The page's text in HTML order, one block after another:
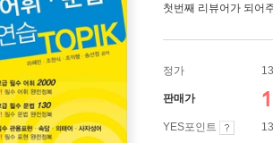
첫번째 리뷰어가 되어
정가
판매가
YES포인트